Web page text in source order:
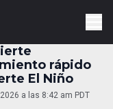
rápido
El Niño
a las 8:42 am PDT